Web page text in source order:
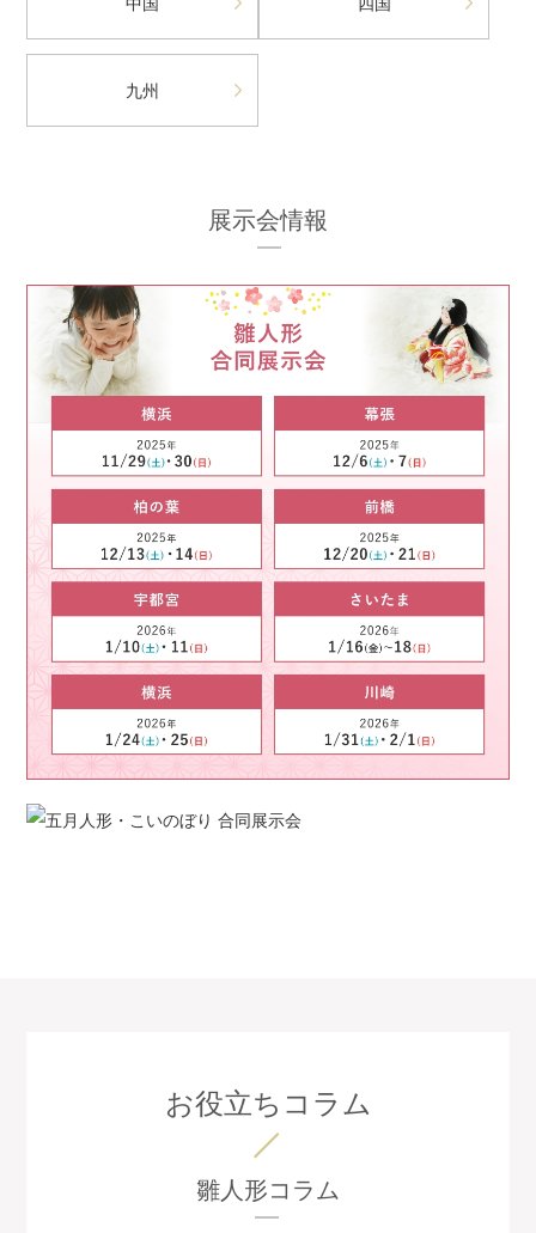
九州
展示会情報
お役立ちコラム
雛人形コラム